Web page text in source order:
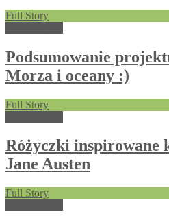
Full Story
Podsumowanie
Morza i oceany :)
Full Story
Różyczki inspirowane
Jane Austen
Full Story